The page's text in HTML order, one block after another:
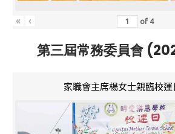
« ‹ of 4
第三屆常務委員會
家職會主席楊女士親臨校運